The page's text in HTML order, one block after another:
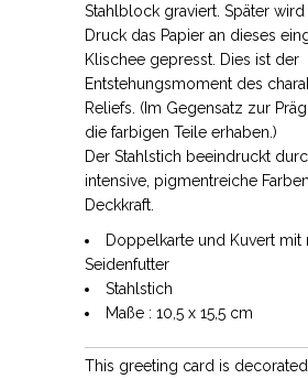
Stahlblock graviert. Später
Druck das Papier an dieses
Klischee gepresst. Dies ist der
Entstehungsmoment des
Reliefs. (Im Gegensatz zur
die farbigen Teile erhaben.)
Der Stahlstich beeindruckt
intensive, pigmentreiche
Deckkraft.
Doppelkarte und Kuvert mit
Seidenfutter
Stahlstich
Maße : 10,5 x 15,5 cm
This greeting card is decorated